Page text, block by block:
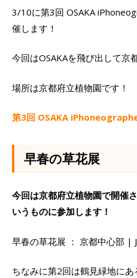
3/10に第3回 OSAKA
催します！
今回はOSAKAを飛び出して京
場所は京都府立植物園です！
第3回 OSAKA
早春の草花展
今回は京都府立植物園で開催
いうものに参加します！
早春の草花展 ： 京都中心部 |
ちなみに第2回は鶴見緑地に